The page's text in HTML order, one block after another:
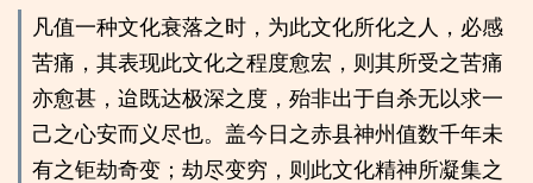
凡值一种文化衰落之时，为此文化所化之人，必感
苦痛，其表现此文化之程度愈宏，则其所受之苦痛
亦愈甚，迨既达极深之度，殆非出于自杀无以求一
己之心安而义尽也。盖今日之赤县神州值数千年未
有之钜劫奇变；劫尽变穷，则此文化精神所凝集之